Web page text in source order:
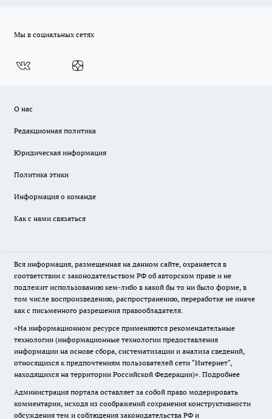
Мы в социальных сетях
О нас
Редакционная политика
Юридическая информация
Политика этики
Информация о команде
Как с нами связаться
Вся информация, размещенная на данном сайте, охраняется в
соответствии с законодательством РФ об авторском праве и не
подлежит использованию кем-либо в какой бы то ни было форме, в
том числе воспроизведению, распространению, переработке не иначе
как с письменного разрешения правообладателя.
«На информационном ресурсе применяются рекомендательные
технологии (информационные технологии предоставления
информации на основе сбора, систематизации и анализа сведений,
относящихся к предпочтениям пользователей сети "Интернет",
находящихся на территории Российской Федерации)». Подробнее
Администрация портала оставляет за собой право модерировать
комментарии, исходя из соображений сохранения конструктивности
обсуждения тем и соблюдения законодательства РФ и